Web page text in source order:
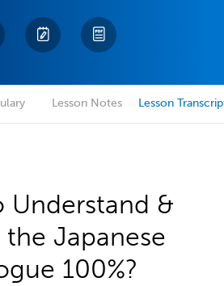
Lesson Notes Lesson
Understand &
the Japanese
100%?